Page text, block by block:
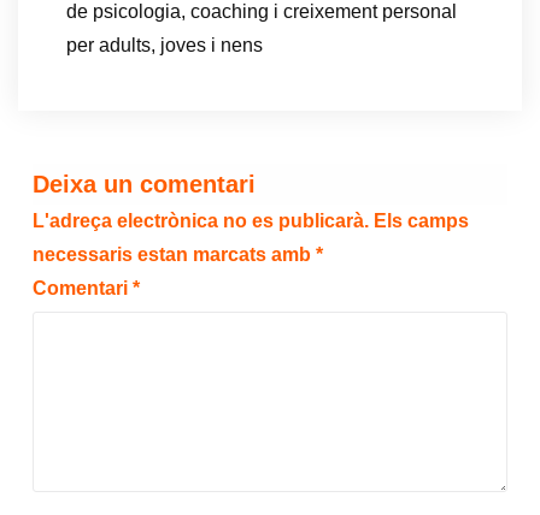
de psicologia, coaching i creixement personal
per adults, joves i nens
Deixa un comentari
L'adreça electrònica no es publicarà. Els camps
necessaris estan marcats amb *
Comentari *